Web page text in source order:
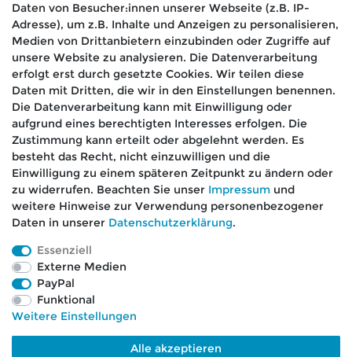
letzte Aktualisierung: 22.10.2024
🚚 Schneller Versand
📦 Kostenloser Versand ab 75 €
📞 Kostenlose Beratung per Telefon &
WhatsApp
Impressum
Barrierefreiheitserklärung
Daten von Besucher:innen unserer Webseite (z.B. IP-
Adresse), um z.B. Inhalte und Anzeigen zu personalisieren,
Medien von Drittanbietern einzubinden oder Zugriffe auf
unsere Website zu analysieren. Die Datenverarbeitung
erfolgt erst durch gesetzte Cookies. Wir teilen diese
Daten mit Dritten, die wir in den Einstellungen benennen.
Die Datenverarbeitung kann mit Einwilligung oder
aufgrund eines berechtigten Interesses erfolgen. Die
Zustimmung kann erteilt oder abgelehnt werden. Es
besteht das Recht, nicht einzuwilligen und die
Einwilligung zu einem späteren Zeitpunkt zu ändern oder
zu widerrufen. Beachten Sie unser Impressum und
weitere Hinweise zur Verwendung personenbezogener
Daten in unserer Daten­schutz­erklärung.
Essenziell
Externe Medien
PayPal
Funktional
Weitere Einstellungen
Alle akzeptieren